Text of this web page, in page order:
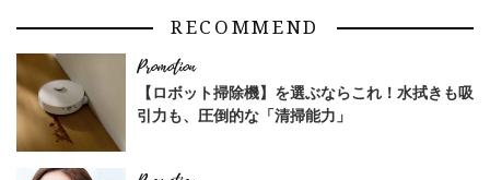
RECOMMEND
【ロボット掃除機】を選ぶならこれ！水拭きも吸
引力も、圧倒的な「清掃能力」